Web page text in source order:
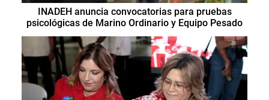
INADEH anuncia convocatorias para pruebas
psicológicas de Marino Ordinario y Equipo Pesado